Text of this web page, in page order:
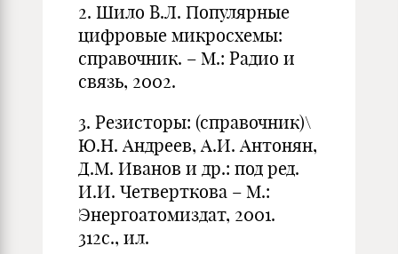
2. Шило В.Л. Популярные
цифровые микросхемы:
справочник. – М.: Радио и
связь, 2002.
3. Резисторы: (справочник)\
Ю.Н. Андреев, А.И. Антонян,
Д.М. Иванов и др.: под ред.
И.И. Четверткова – М.:
Энергоатомиздат, 2001.
312с., ил.